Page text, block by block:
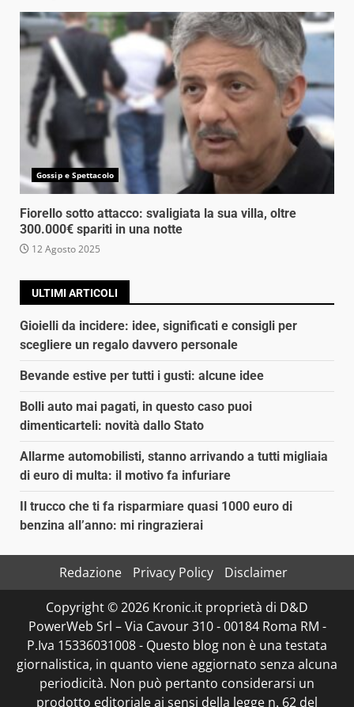
Gossip e Spettacolo
Fiorello sotto attacco: svaligiata la sua villa, oltre
300.000€ spariti in una notte
12 Agosto 2025
ULTIMI ARTICOLI
Gioielli da incidere: idee, significati e consigli per
scegliere un regalo davvero personale
Bevande estive per tutti i gusti: alcune idee
Bolli auto mai pagati, in questo caso puoi
dimenticarteli: novità dallo Stato
Allarme automobilisti, stanno arrivando a tutti migliaia
di euro di multa: il motivo fa infuriare
Il trucco che ti fa risparmiare quasi 1000 euro di
benzina all’anno: mi ringrazierai
Redazione Privacy Policy
Disclaimer
Copyright © 2026 Kronic.it proprietà di D&D
PowerWeb Srl – Via Cavour 310 - 00184 Roma RM -
P.Iva 15336031008 - Questo blog non è una testata
giornalistica, in quanto viene aggiornato senza alcuna
periodicità. Non può pertanto considerarsi un
prodotto editoriale ai sensi della legge n. 62 del